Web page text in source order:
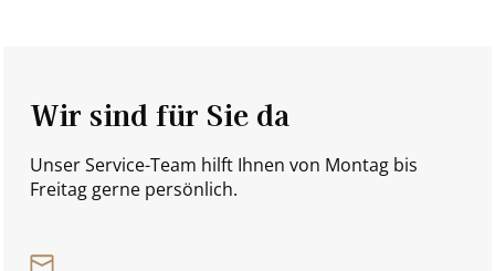
Wir sind für Sie da
Unser Service-Team hilft Ihnen von Montag bis
Freitag gerne persönlich.